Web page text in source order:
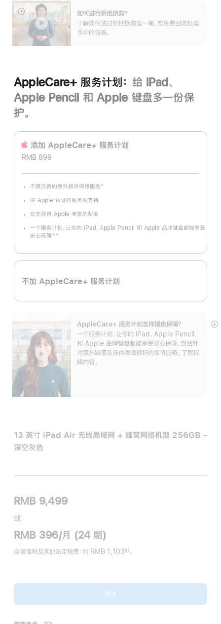
如何进行折抵换购？
了解如何通过折抵换购省一笔，或免费回收处理
手中的设备。
展
AppleCare+ 服务计划： 给 iPad、
Apple Pencil 和 Apple 键盘多一份保
护。
添加 AppleCare+ 服务计‍划
RMB 899
不限次数的意外损坏保修服务
注
^
由 Apple 认证的服务和支持
优先获得 Apple 专家的帮助
一个服务计划，让你的 iPad、Apple Pencil 和 Apple 品牌键盘都能享受
安心保障^^
不加 AppleCare+ 服务计划
AppleCare+ 服务计划怎样提供保⁠障？
一个服务计划，让你的 iPad、Apple Pencil
和 Apple 品牌键盘都能享受安心保障，包括针
对意外跌落及液体泼溅损坏的保修服务。了解保
障内容。
展
13 英寸 iPad Air 无线局域网 + 蜂窝网络机型 256GB -
深空灰色
RMB 9,499
或
RMB 396/月 (24 期)
含增值税及其他法定税费 ：约 RMB 1,103 §§ 。
继续